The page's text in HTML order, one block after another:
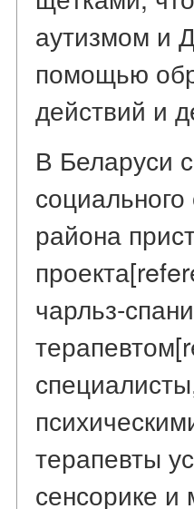
аутизмом и
помощью
действий и
В Беларуси
района
чарльз-
терапевты
сенсорике